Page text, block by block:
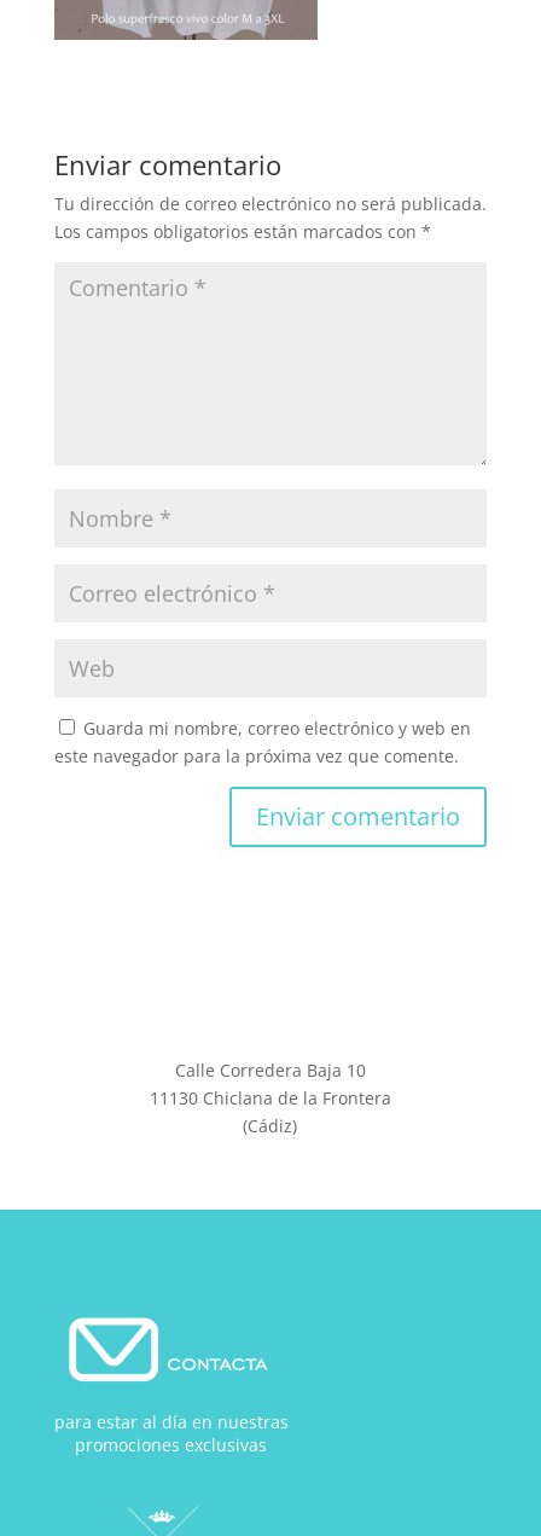
Enviar comentario
Tu dirección de correo electrónico no será publicada.
Los campos obligatorios están marcados con *
Guarda mi nombre, correo electrónico y web en
este navegador para la próxima vez que comente.
Calle Corredera Baja 10
11130 Chiclana de la Frontera
(Cádiz)
para estar al día en nuestras
promociones exclusivas